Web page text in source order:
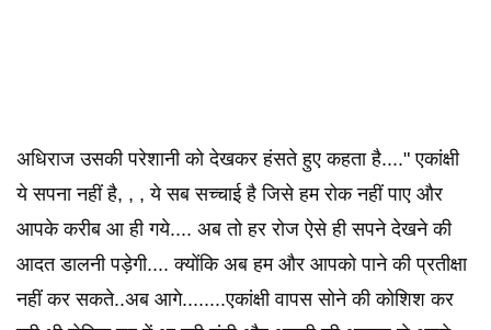
अधिराज उसकी परेशानी को देखकर हंसते हुए कहता है...." एकांक्षी
ये सपना नहीं है, , , ये सब सच्चाई है जिसे हम रोक नहीं पाए और
आपके करीब आ ही गये.... अब तो हर रोज ऐसे ही सपने देखने की
आदत डालनी पड़ेगी.... क्योंकि अब हम और आपको पाने की प्रतीक्षा
नहीं कर सकते..अब आगे........एकांक्षी वापस सोने की कोशिश कर